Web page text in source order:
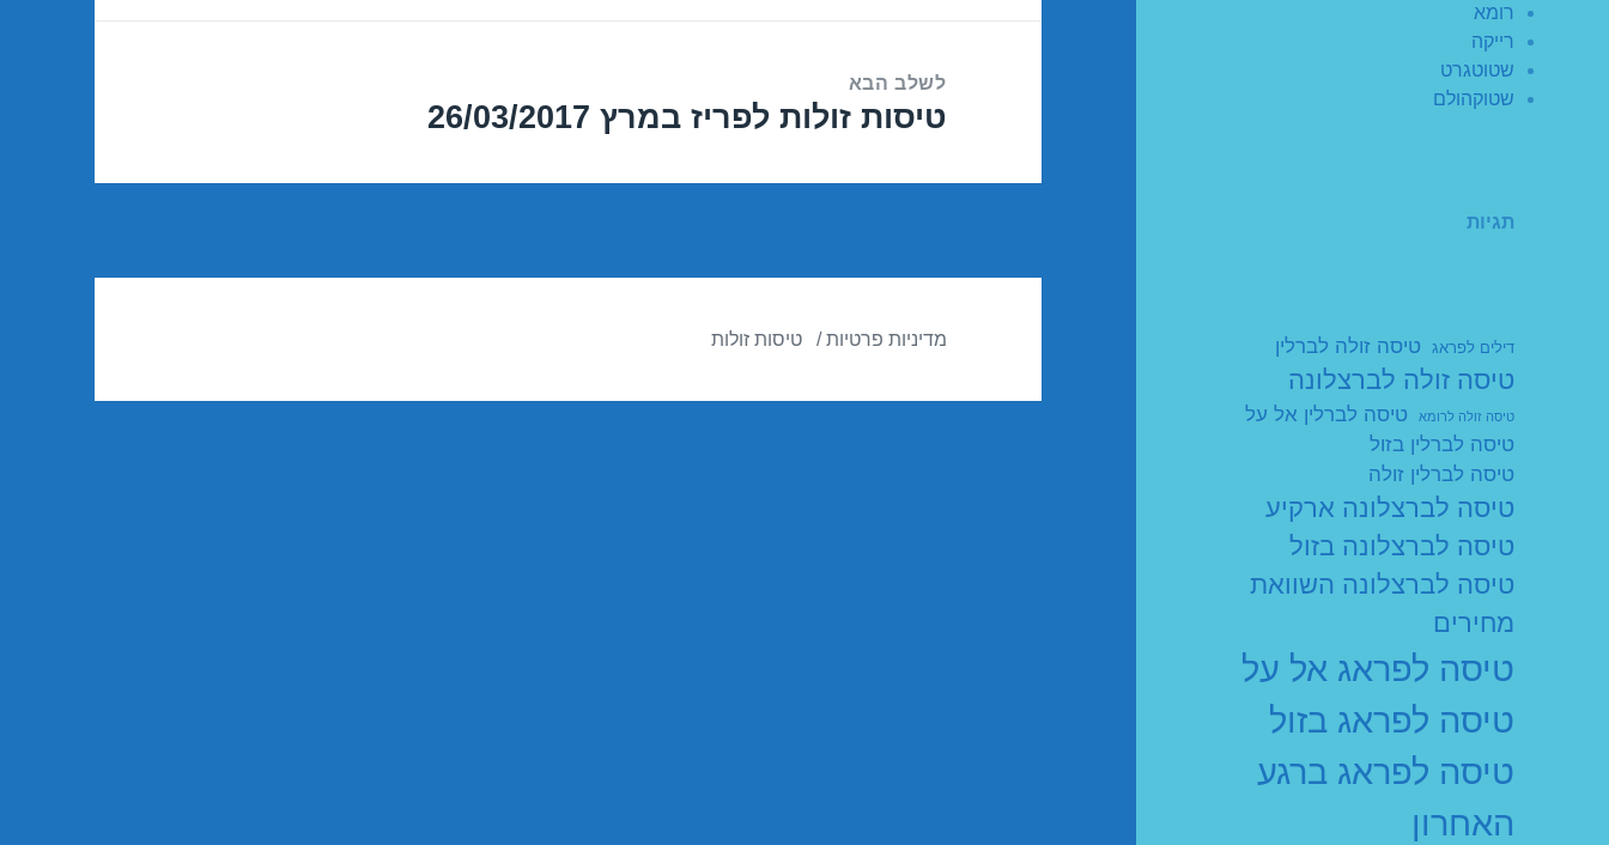
רומא
רייקה
שטוטגרט
שטוקהולם
תגיות
דילים לפראג טיסה זולה לברלין
טיסה זולה לברצלונה
טיסה זולה לרומא
טיסה לברלין אל על
טיסה לברלין בזול
טיסה לברלין זולה
טיסה לברצלונה ארקיע
טיסה לברצלונה בזול
טיסה לברצלונה השוואת
מחירים
טיסה לפראג אל על
טיסה לפראג בזול
טיסה לפראג ברגע
האחרון
לשלב הבא
הפוסט
טיסות זולות לפריז במרץ 26/03/2017
מדיניות פרטיות טיסות זולות